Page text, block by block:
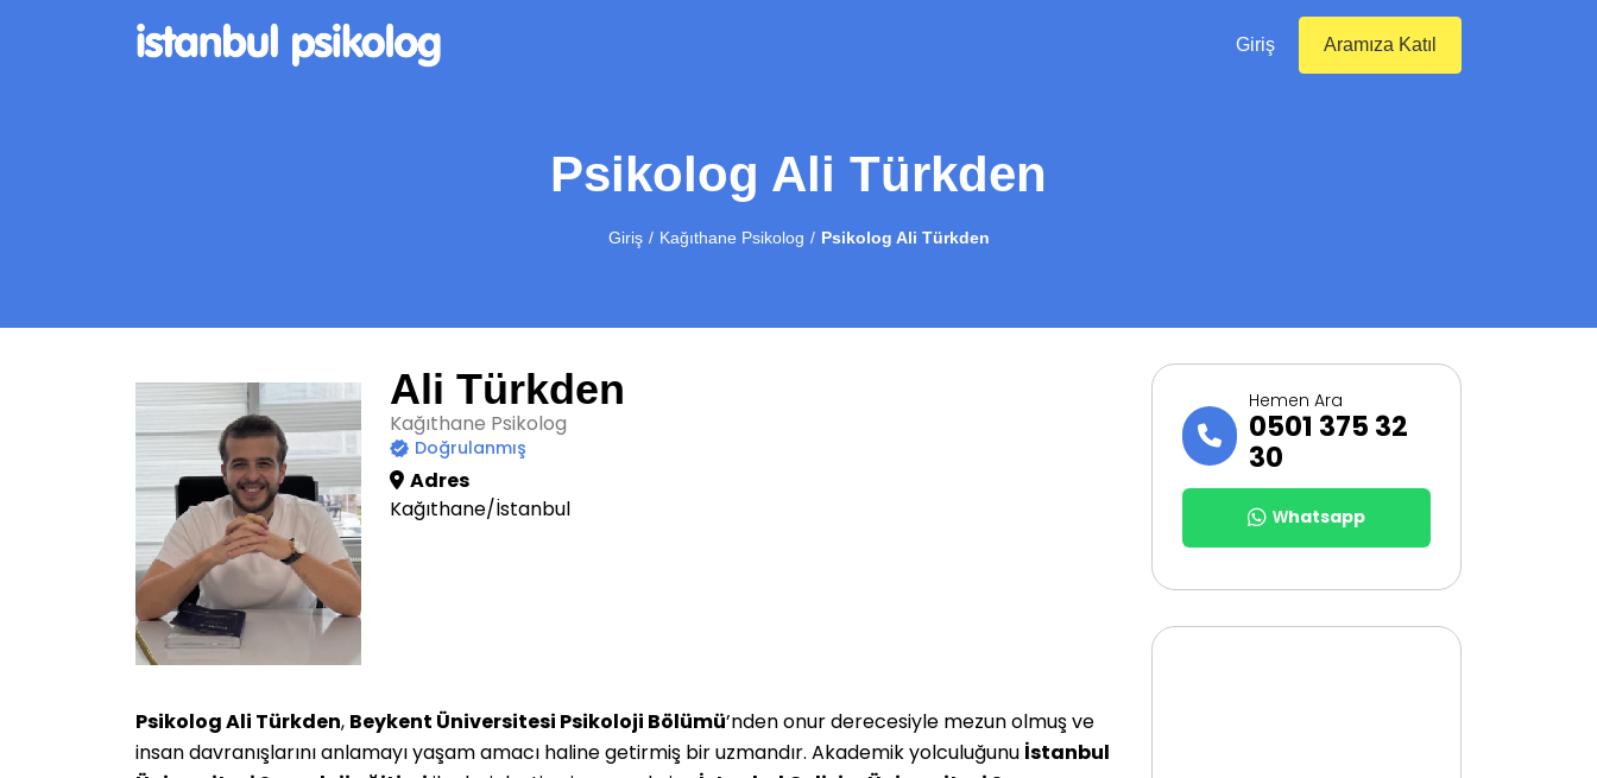
Giriş Aramıza Katıl
Psikolog Ali Türkden
Giriş Kağıthane Psikolog Psikolog Ali Türkden
Ali Türkden
Kağıthane Psikolog
Doğrulanmış
Adres
Kağıthane/İstanbul
Psikolog Ali Türkden, Beykent Üniversitesi Psikoloji Bölümü’nden onur derecesiyle mezun olmuş ve
insan davranışlarını anlamayı yaşam amacı haline getirmiş bir uzmandır. Akademik yolculuğunu İstanbul
Hemen Ara
0501 375 32
30
Whatsapp